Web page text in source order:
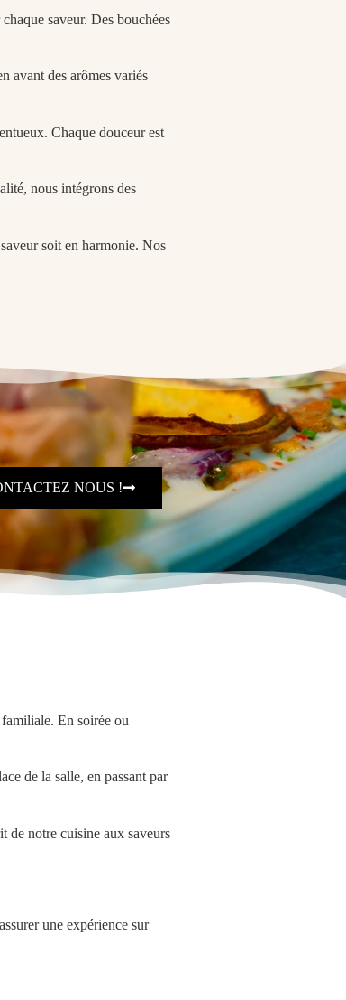
saveur. Des bouchées
avant des arômes variés
Chaque douceur est
nous intégrons des
soit en harmonie. Nos
NOUS !
En soirée ou
de la salle, en passant par
de notre cuisine aux saveurs
une expérience sur